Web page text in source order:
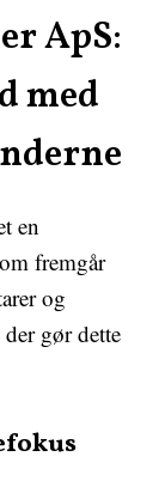
ApS:
med
en
fremgår
og
gør dette